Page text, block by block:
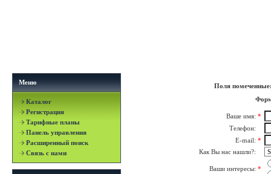
Меню
Каталог
Регистрация
Тарифные планы
Панель управления
Расширенный поиск
Связь с нами
Поля
Ваше имя: *
Телефон:
E-mail: *
Как Вы нас нашли?:
Ваши интересы: *